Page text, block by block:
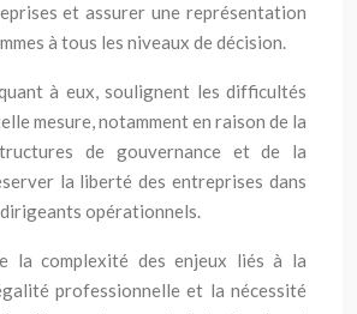
et assurer une représentation
à tous les niveaux de décision.
à eux, soulignent les difficultés
mesure, notamment en raison de la
de gouvernance et de la
la liberté des entreprises dans
opérationnels.
la complexité des enjeux liés à la
professionnelle et la nécessité